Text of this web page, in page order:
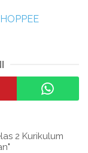
2 Kurikulum